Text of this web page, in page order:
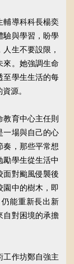
導科科長楊奕
驗與學習，盼學
生不要設限，
來。她強調生命
至學生生活的每
源。
育中心主任則
一場與自己的心
奏，那些平常想
學生從生活中
面對颱風侵襲後
中的樹木，即
能重新長出新
自對困境的承擔
作坊鄭自強主